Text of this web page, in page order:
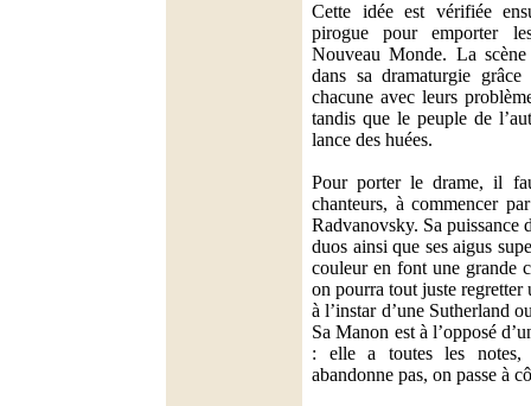
Cette idée est vérifiée
pirogue pour emporter
Nouveau Monde. La
dans sa dramaturgie
chacune avec leurs
tandis que le peuple de
lance des huées.
Pour porter le drame, il
chanteurs, à commencer
Radvanovsky. Sa puissance
duos ainsi que ses aigus
couleur en font une grande
on pourra tout juste regretter
à l’instar d’une Sutherland
Sa Manon est à l’opposé
: elle a toutes les notes,
abandonne pas, on passe à